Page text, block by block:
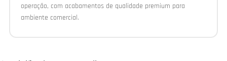
operação, com acabamentos de qualidade premium para
ambiente comercial.